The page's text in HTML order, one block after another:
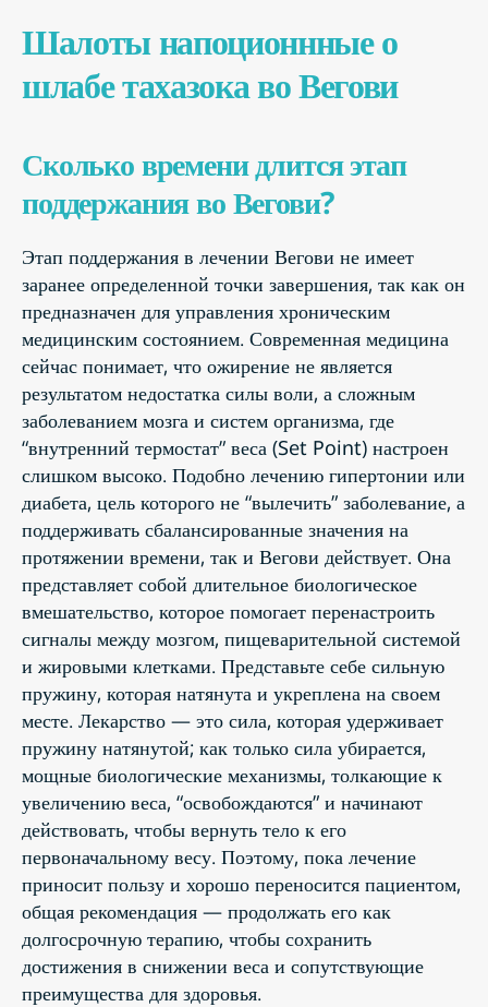
Шалоты напоционнные о
шлабе тахазока во Вегови
Сколько времени длится этап
поддержания во Вегови?
Этап поддержания в лечении Вегови не имеет
заранее определенной точки завершения, так как он
предназначен для управления хроническим
медицинским состоянием. Современная медицина
сейчас понимает, что ожирение не является
результатом недостатка силы воли, а сложным
заболеванием мозга и систем организма, где
“внутренний термостат” веса (Set Point) настроен
слишком высоко. Подобно лечению гипертонии или
диабета, цель которого не “вылечить” заболевание, а
поддерживать сбалансированные значения на
протяжении времени, так и Вегови действует. Она
представляет собой длительное биологическое
вмешательство, которое помогает перенастроить
сигналы между мозгом, пищеварительной системой
и жировыми клетками. Представьте себе сильную
пружину, которая натянута и укреплена на своем
месте. Лекарство — это сила, которая удерживает
пружину натянутой; как только сила убирается,
мощные биологические механизмы, толкающие к
увеличению веса, “освобождаются” и начинают
действовать, чтобы вернуть тело к его
первоначальному весу. Поэтому, пока лечение
приносит пользу и хорошо переносится пациентом,
общая рекомендация — продолжать его как
долгосрочную терапию, чтобы сохранить
достижения в снижении веса и сопутствующие
преимущества для здоровья.